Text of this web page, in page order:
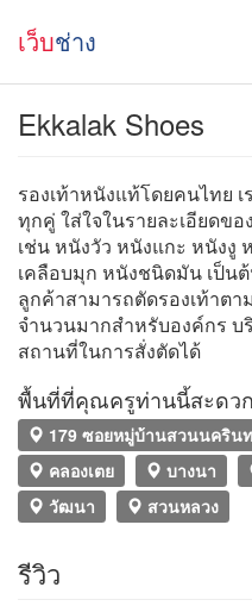
เว็บช่าง
Ekkalak Shoes
รองเท้าหนังแท้โดยคนไทย
ทุกคู่ ใส่ใจในรายละเอียดขอ
เช่น หนังวัว หนังแกะ หนังงู
เคลือบมุก หนังชนิดมัน เป็น
ลูกค้าสามารถตัดรองเท้าต
จำนวนมากสำหรับองค์กร บ
สถานที่ในการสั่งตัดได้
พื้นที่ที่คุณครูท่านนี้สะดว
179 ซอยหมู่บ้านสวนนคริน
คลองเตย
บางนา
วัฒนา
สวนหลวง
รีวิว